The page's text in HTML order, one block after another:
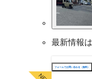
最新情報
フォームでお問い合わせ（無料）